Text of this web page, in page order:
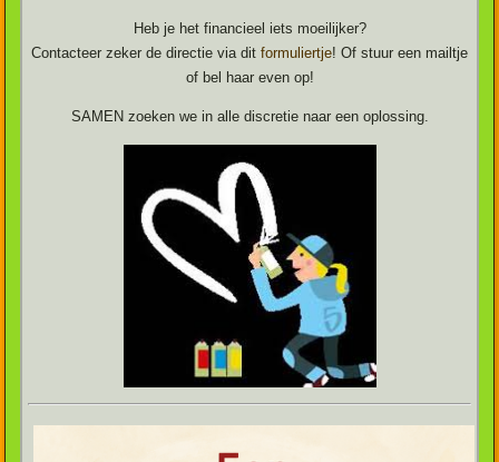
Heb je het financieel iets moeilijker?
Contacteer zeker de directie via dit formuliertje! Of stuur een mailtje
of bel haar even op!
SAMEN zoeken we in alle discretie naar een oplossing.